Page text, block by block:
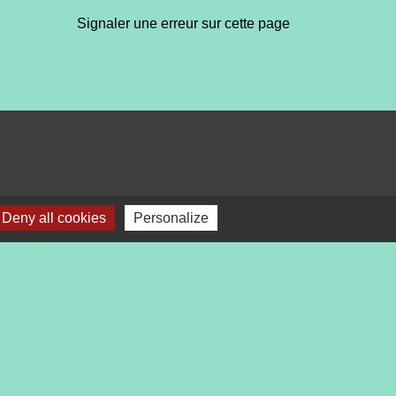
Signaler une erreur sur cette page
Deny all cookies Personalize